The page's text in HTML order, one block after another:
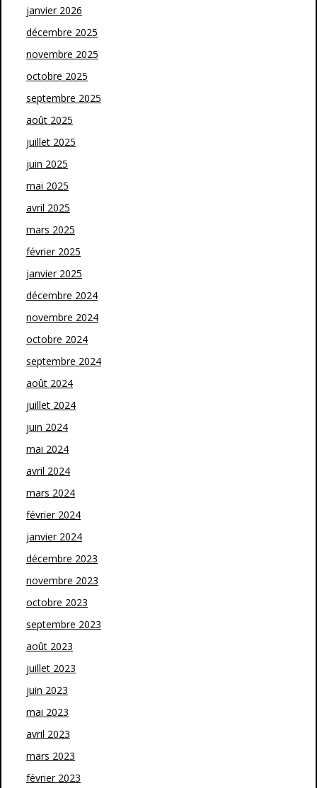
janvier 2026
décembre 2025
novembre 2025
octobre 2025
septembre 2025
août 2025
juillet 2025
juin 2025
mai 2025
avril 2025
mars 2025
février 2025
janvier 2025
décembre 2024
novembre 2024
octobre 2024
septembre 2024
août 2024
juillet 2024
juin 2024
mai 2024
avril 2024
mars 2024
février 2024
janvier 2024
décembre 2023
novembre 2023
octobre 2023
septembre 2023
août 2023
juillet 2023
juin 2023
mai 2023
avril 2023
mars 2023
février 2023